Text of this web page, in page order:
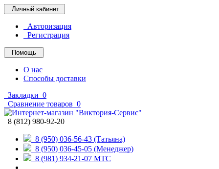
Личный кабинет
Авторизация
Регистрация
Помощь
О нас
Способы доставки
Закладки 0
Сравнение товаров 0
8 (812) 980-92-20
8 (950) 036-56-43 (Татьяна)
8 (950) 036-45-05 (Менеджер)
8 (981) 934-21-07 МТС